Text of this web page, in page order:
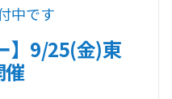
中です
】9/25(金)東
催